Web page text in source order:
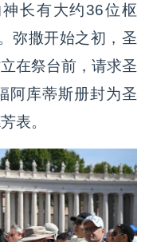
长有大约36位枢
弥撒开始之初，圣
在祭台前，请求圣
阿库蒂斯册封为圣
表。